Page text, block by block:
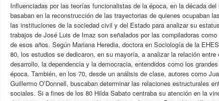
Influenciadas por las teorías funcionalistas de la época, en la década
basaban en la reconstrucción de las trayectorias de quienes ocupaban
las instituciones de la sociedad civil y del Estado para analizar su
trabajos de José Luis de Imaz son señalados por las compiladoras
de esos años. Según Mariana Heredia, doctora en Sociología de la
80, los estudios se dedicaron, en su mayoría, a analizar la relación
desarrollo, la dependencia y la democracia, entendidos como los
época. También, en los 70, desde un análisis de clase, autores como
Guillermo O’Donnell, buscaban determinar las relaciones estructurales
sociales. Si a fines de los 80 Hilda Sabato centraba su atención en la